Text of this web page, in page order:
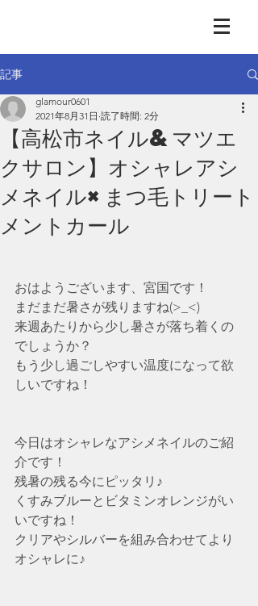
記事
【高松市ネイル&マツエ
クサロン】オシャレアシ
メネイル×まつ毛トリート
メントカール
glamour0601
2021年8月31日 読了時間: 2分
おはようございます、宮国です！
まだまだ暑さが残りますね(>_<)
来週あたりから少し暑さが落ち着くの
でしょうか？
もう少し過ごしやすい温度になって欲
しいですね！
今日はオシャレなアシメネイルのご紹
介です！
残暑の残る今にピッタリ♪
くすみブルーとビタミンオレンジがい
いですね！
クリアやシルバーを組み合わせてより
オシャレに♪